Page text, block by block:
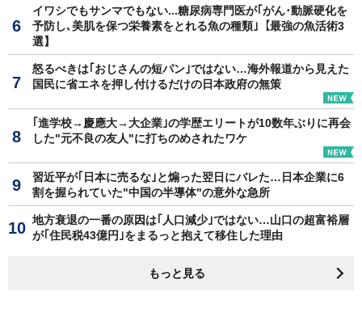
イワシでもサンマでもない...糖尿病専門医が｢がん･動脈硬化を
予防し､美肌を保つ栄養素をとれる魚の種類｣【最強の魚活術3
選】
怒るべきは｢おじさんの短パン｣ではない…海外報道から見えた
国民に省エネを押し付けるだけの日本政府の無策
｢進学校→慶應大→大企業｣の学歴エリートが10数年ぶりに再会
した"元不良の友人"に打ちのめされたワケ
習近平が｢日本に売るな｣と煽った翌日にバレた…日本企業に6
割を握られていた"中国の半導体"の意外な急所
地方衰退の一番の原因は｢人口減少｣ではない…山口の超富裕層
が｢住民税43億円｣をまるっと抱えて移住した理由
もっと見る